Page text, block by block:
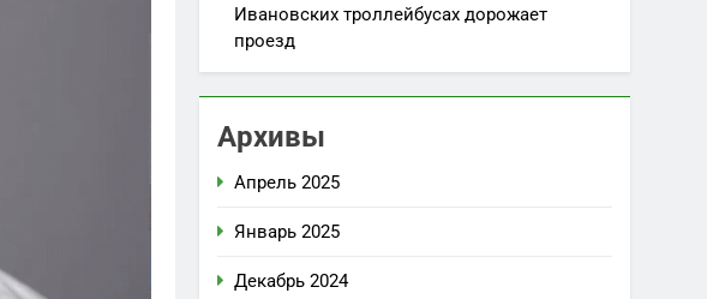
Ивановских троллейбусах дорожает
проезд
Архивы
Апрель 2025
Январь 2025
Декабрь 2024